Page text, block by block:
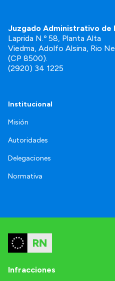
Juzgado Administrativo de
Laprida N.º 58, Planta Alta
Viedma, Adolfo Alsina, Rio
(CP 8500).
(2920) 34 1225
Institucional
Misión
Autoridades
Delegaciones
Normativa
Infracciones